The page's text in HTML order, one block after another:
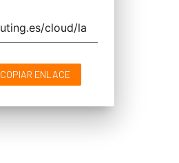
COPIAR ENLACE